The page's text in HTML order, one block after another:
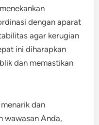
dengan aparat
agar kerugian
ini diharapkan
dan memastikan
dan
wawasan Anda,